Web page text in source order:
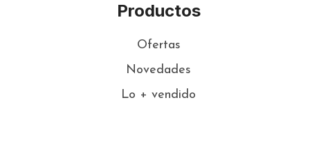
Productos
Ofertas
Novedades
Lo + vendido